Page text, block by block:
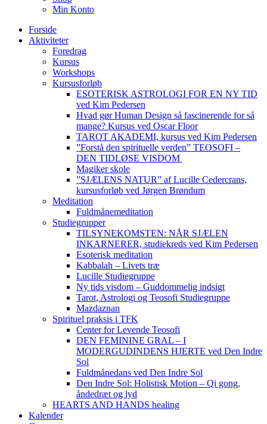
Min Konto
Forside
Aktiviteter
Foredrag
Kursus
Workshops
Kursusforløb
ESOTERISK ASTROLOGI FOR EN NY TID
ved Kim Pedersen
Hvad gør Human Design så fascinerende for så
mange? Kursus ved Oscar Floor
TAROT AKADEMI, kursus ved Kim Pedersen
”Forstå den spirituelle verden” TEOSOFI –
DEN TIDLØSE VISDOM
Magiker skole
”SJÆLENS NATUR” af Lucille Cedercrans,
kursusforløb ved Jørgen Brøndum
Meditation
Fuldmånemeditation
Studiegrupper
TILSYNEKOMSTEN: NÅR SJÆLEN
INKARNERER, studiekreds ved Kim Pedersen
Esoterisk meditation
Kabbalah – Livets træ
Lucille Studiegruppe
Ny tids visdom – Guddommelig indsigt
Tarot, Astrologi og Teosofi Studiegruppe
Mazdaznan
Spirituel praksis i TFK
Center for Levende Teosofi
DEN FEMININE GRAL – I
MODERGUDINDENS HJERTE ved Den Indre
Sol
Fuldmånedans ved Den Indre Sol
Den Indre Sol: Holistisk Motion – Qi gong,
åndedræt og lyd
HEARTS AND HANDS healing
Kalender